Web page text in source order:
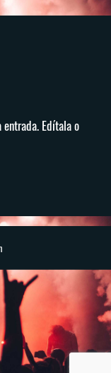
entrada. Edítala o